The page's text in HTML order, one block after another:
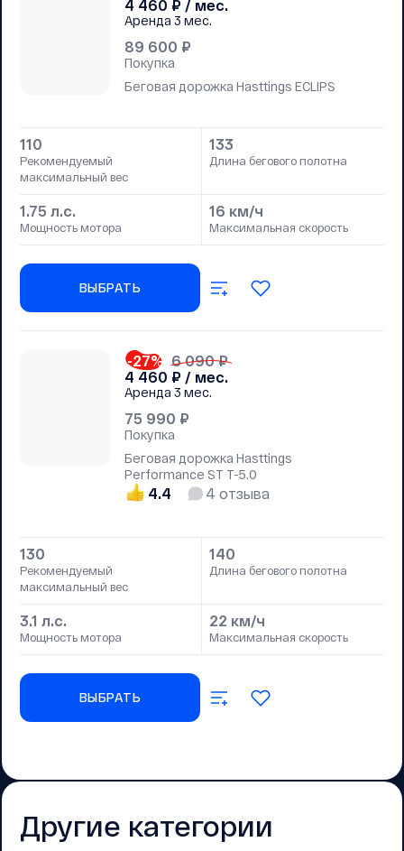
4 460 ₽ / мес.
Аренда 3 мес.
89 600 ₽
Покупка
Беговая дорожка Hasttings ECLIPS
110
Рекомендуемый
максимальный вес
133
Длина бегового полотна
1.75 л.с.
Мощность мотора
16 км/ч
Максимальная скорость
ВЫБРАТЬ
-27% 6 090 ₽
4 460 ₽ / мес.
Аренда 3 мес.
75 990 ₽
Покупка
Беговая дорожка Hasttings
Performance ST T-5.0
4.4 4 отзыва
130
Рекомендуемый
максимальный вес
140
Длина бегового полотна
3.1 л.с.
Мощность мотора
22 км/ч
Максимальная скорость
ВЫБРАТЬ
Другие категории